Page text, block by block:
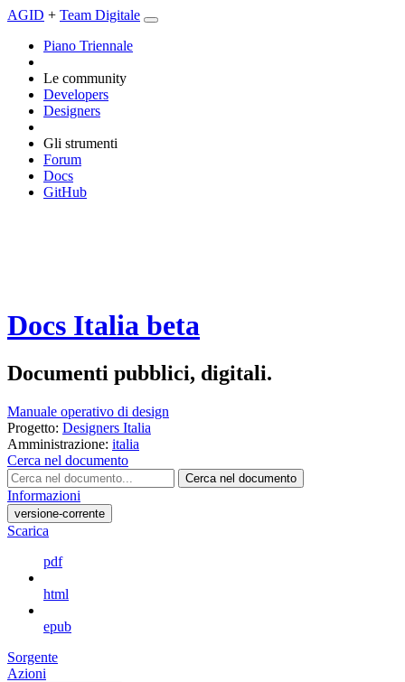
AGID + Team Digitale
Piano Triennale
Le community
Developers
Designers
Gli strumenti
Forum
Docs
GitHub
Docs Italia beta
Documenti pubblici, digitali.
Manuale operativo di design
Progetto: Designers Italia
Amministrazione: italia
Cerca nel documento
Cerca nel documento
Informazioni
versione-corrente
Scarica
pdf
html
epub
Sorgente
Azioni